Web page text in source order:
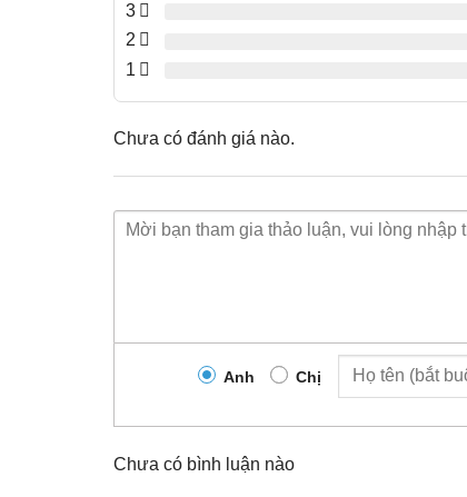
3
2
1
Chưa có đánh giá nào.
Anh Chị
Chưa có bình luận nào